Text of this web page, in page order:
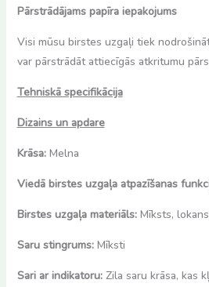
Pārstrādājams papīra iepakojums
Visi mūsu birstes uzgaļi tiek
var pārstrādāt attiecīgās atkritumu
Tehniskā specifikācija
Dizains un apdare
Krāsa:Melna
Viedā birstes uzgaļa atpazīšanas
Birstes uzgaļa materiāls: Mīksts,
Saru stingrums:Mīksti
Sari ar indikatoru:Zila saru krāsa, kas